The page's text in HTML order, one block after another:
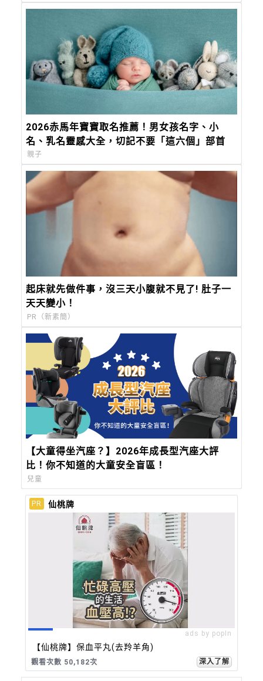
2026赤馬年寶寶取名推薦！男女孩名字、小
名、乳名靈感大全，切記不要「這六個」部首
親子
起床就先做件事，沒三天小腹就不見了! 肚子一
天天變小！
PR（新素簡）
【大童得坐汽座？】2026年成長型汽座大評
比！你不知道的大童安全盲區！
兒童
PR 仙桃牌
ads by popIn
【仙桃牌】保血平丸(去羚羊角)
觀看次數 50,182次 深入了解